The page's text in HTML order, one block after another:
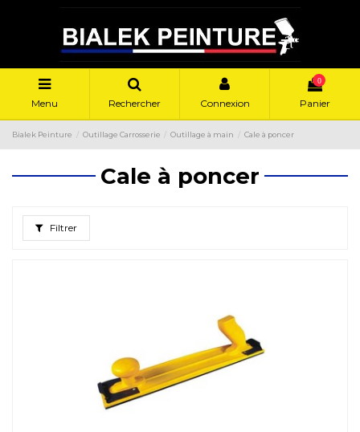
Menu Rechercher Connexion
0
Panier
Bialek Peinture Outillage Carrosserie Outillage à main Cale à poncer
Cale à poncer
Filtrer